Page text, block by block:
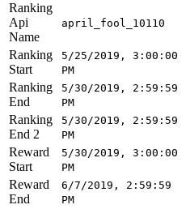
Ranking
Api
Name
april_fool_10110
Ranking
Start
5/25/2019, 3:00:00
PM
Ranking
End
5/30/2019, 2:59:59
PM
Ranking
End 2
5/30/2019, 2:59:59
PM
Reward
Start
5/30/2019, 3:00:00
PM
Reward
End
6/7/2019, 2:59:59
PM